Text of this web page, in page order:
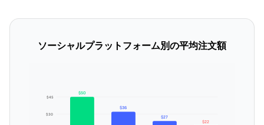
ソーシャルプラットフォーム別の平均注文額
$30
$45
$50
$36
$27
$22